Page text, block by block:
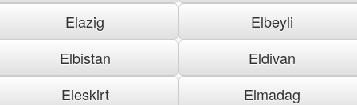
Elazig
Elbeyli
Elbistan
Eldivan
Eleskirt
Elmadag